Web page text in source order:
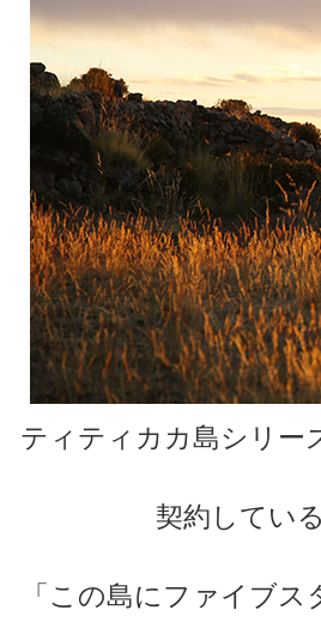
ティティカカ島シリー
契約してい
「この島にファイブ